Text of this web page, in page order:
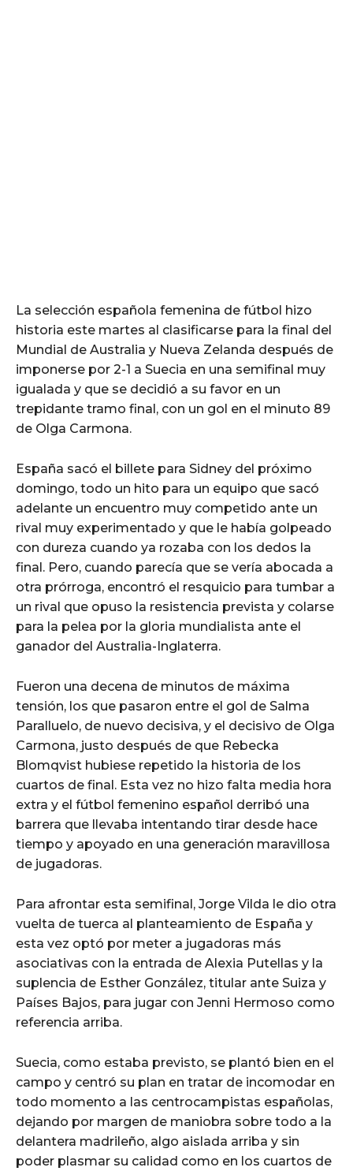
La selección española femenina de fútbol hizo
historia este martes al clasificarse para la final del
Mundial de Australia y Nueva Zelanda después de
imponerse por 2-1 a Suecia en una semifinal muy
igualada y que se decidió a su favor en un
trepidante tramo final, con un gol en el minuto 89
de Olga Carmona.
España sacó el billete para Sidney del próximo
domingo, todo un hito para un equipo que sacó
adelante un encuentro muy competido ante un
rival muy experimentado y que le había golpeado
con dureza cuando ya rozaba con los dedos la
final. Pero, cuando parecía que se vería abocada a
otra prórroga, encontró el resquicio para tumbar a
un rival que opuso la resistencia prevista y colarse
para la pelea por la gloria mundialista ante el
ganador del Australia-Inglaterra.
Fueron una decena de minutos de máxima
tensión, los que pasaron entre el gol de Salma
Paralluelo, de nuevo decisiva, y el decisivo de Olga
Carmona, justo después de que Rebecka
Blomqvist hubiese repetido la historia de los
cuartos de final. Esta vez no hizo falta media hora
extra y el fútbol femenino español derribó una
barrera que llevaba intentando tirar desde hace
tiempo y apoyado en una generación maravillosa
de jugadoras.
Para afrontar esta semifinal, Jorge Vilda le dio otra
vuelta de tuerca al planteamiento de España y
esta vez optó por meter a jugadoras más
asociativas con la entrada de Alexia Putellas y la
suplencia de Esther González, titular ante Suiza y
Países Bajos, para jugar con Jenni Hermoso como
referencia arriba.
Suecia, como estaba previsto, se plantó bien en el
campo y centró su plan en tratar de incomodar en
todo momento a las centrocampistas españolas,
dejando por margen de maniobra sobre todo a la
delantera madrileño, algo aislada arriba y sin
poder plasmar su calidad como en los cuartos de